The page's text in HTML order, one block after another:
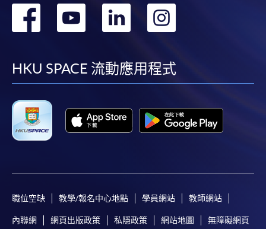
付款方法
1. 現金、「易辦事」（EPS）、微信支付
申請人可親臨學院任何一所報名中心，以現金、「易
2. 支票或銀行本票
如以劃線支票或銀行本票繳付，抬頭請註明「香港大
人姓名。 閣下可：
證明文件；
轉
facebook
轉
youtube
轉
linkedin
HKU SPACE 流動應用程式
職位空缺 教學/報名中心地點 學員網站 教師網站
內聯網 網頁出版政策 私隱政策 網站地圖 無障礙網頁